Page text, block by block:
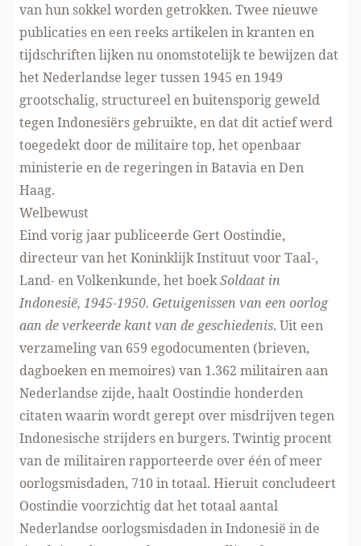
van hun sokkel worden getrokken. Twee nieuwe
publicaties en een reeks artikelen in kranten en
tijdschriften lijken nu onomstotelijk te bewijzen dat
het Nederlandse leger tussen 1945 en 1949
grootschalig, structureel en buitensporig geweld
tegen Indonesiërs gebruikte, en dat dit actief werd
toegedekt door de militaire top, het openbaar
ministerie en de regeringen in Batavia en Den
Haag.
Welbewust
Eind vorig jaar publiceerde Gert Oostindie,
directeur van het Koninklijk Instituut voor Taal-,
Land- en Volkenkunde, het boekSoldaat in
Indonesië, 1945-1950. Getuigenissen van een oorlog
aan de verkeerde kant van de geschiedenis. Uit een
verzameling van 659 egodocumenten (brieven,
dagboeken en memoires) van 1.362 militairen aan
Nederlandse zijde, haalt Oostindie honderden
citaten waarin wordt gerept over misdrijven tegen
Indonesische strijders en burgers. Twintig procent
van de militairen rapporteerde over één of meer
oorlogsmisdaden, 710 in totaal. Hieruit concludeert
Oostindie voorzichtig dat het totaal aantal
Nederlandse oorlogsmisdaden in Indonesië in de